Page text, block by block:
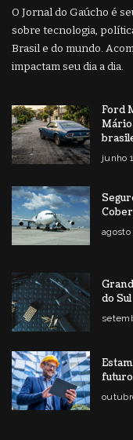
O Jornal do Gaúcho é
sobre tecnologia,
Brasil e do mundo.
impactam seu dia a dia.
Ford
Mário
junho
do Sul